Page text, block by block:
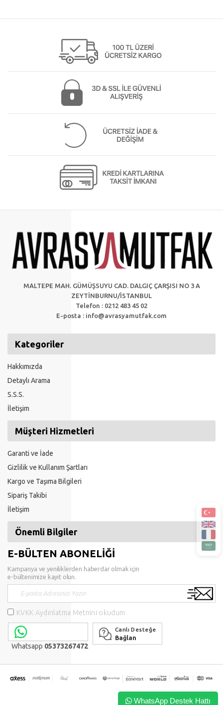
MALTEPE MAH. GÜMÜŞSUYU CAD. DALGIÇ ÇARŞISI NO 3 A
ZEYTİNBURNU/İSTANBUL
Telefon : 0212 483 45 02
E-posta : info@avrasyamutfak.com
Kategoriler
Hakkımızda
Detaylı Arama
S.S.S.
İletişim
Müşteri Hizmetleri
Garanti ve İade
Gizlilik ve Kullanım Şartları
Kargo ve Taşıma Bilgileri
Sipariş Takibi
İletişim
Önemli Bilgiler
E-BÜLTEN ABONELİĞİ
Kampanya ve yeniliklerden haberdar olmak için
e-bültenimize kayıt olun.
KVKK Aydınlatma Metnini okudum
Whatsapp 05373267472
Canlı Desteğe
Bağlan
WhatsApp Destek Hattı